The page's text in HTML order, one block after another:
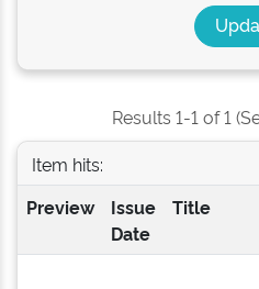
Results 1-1 of 1
Item hits:
Preview
Issue
Date
Title